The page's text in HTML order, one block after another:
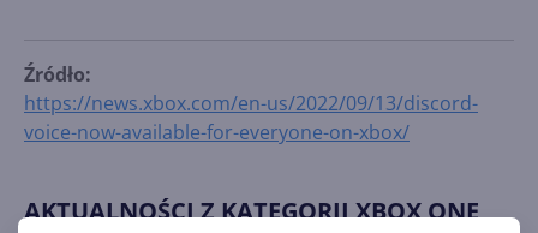
Źródło:
https://news.xbox.com/en-us/2022/09/13/discord-
voice-now-available-for-everyone-on-xbox/
AKTUALNOŚCI Z KATEGORII XBOX ONE